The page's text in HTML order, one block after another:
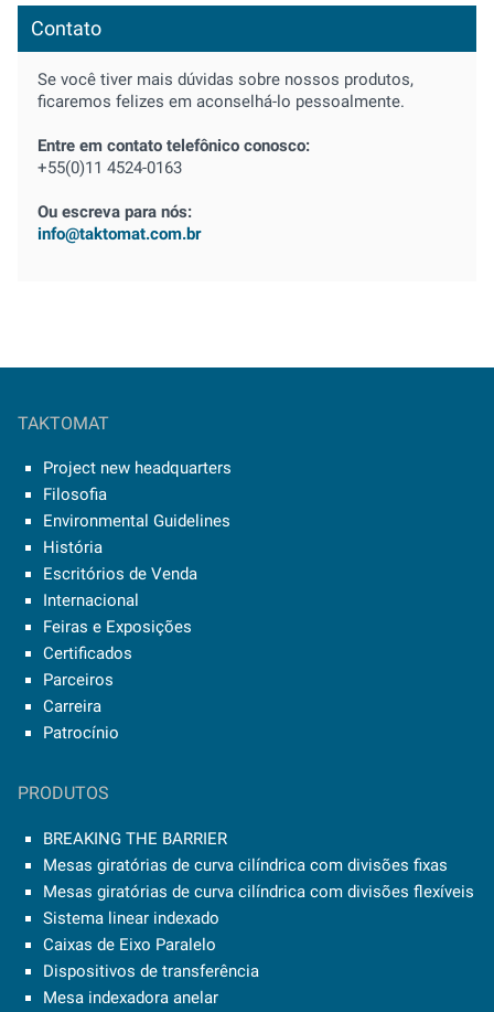
Contato
Se você tiver mais dúvidas sobre nossos produtos,
ficaremos felizes em aconselhá-lo pessoalmente.
Entre em contato telefônico conosco:
+55(0)11 4524-0163
Ou escreva para nós:
info@taktomat.com.br
TAKTOMAT
Project new headquarters
Filosofia
Environmental Guidelines
História
Escritórios de Venda
Internacional
Feiras e Exposições
Certificados
Parceiros
Carreira
Patrocínio
PRODUTOS
BREAKING THE BARRIER
Mesas giratórias de curva cilíndrica com divisões fixas
Mesas giratórias de curva cilíndrica com divisões flexíveis
Sistema linear indexado
Caixas de Eixo Paralelo
Dispositivos de transferência
Mesa indexadora anelar